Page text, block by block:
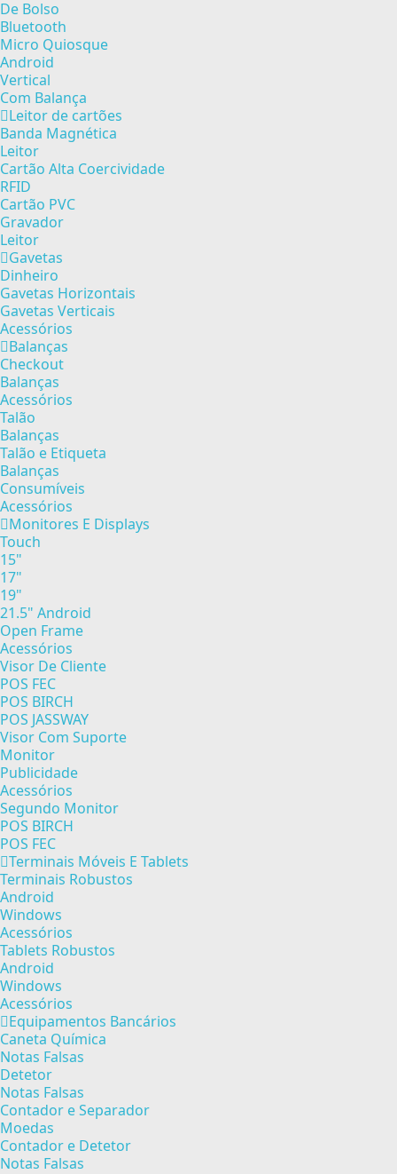
De Bolso
Bluetooth
Micro Quiosque
Android
Vertical
Com Balança
Leitor de cartões
Banda Magnética
Leitor
Cartão Alta Coercividade
RFID
Cartão PVC
Gravador
Leitor
Gavetas
Dinheiro
Gavetas Horizontais
Gavetas Verticais
Acessórios
Balanças
Checkout
Balanças
Acessórios
Talão
Balanças
Talão e Etiqueta
Balanças
Consumíveis
Acessórios
Monitores E Displays
Touch
15"
17"
19"
21.5" Android
Open Frame
Acessórios
Visor De Cliente
POS FEC
POS BIRCH
POS JASSWAY
Visor Com Suporte
Monitor
Publicidade
Acessórios
Segundo Monitor
POS BIRCH
POS FEC
Terminais Móveis E Tablets
Terminais Robustos
Android
Windows
Acessórios
Tablets Robustos
Android
Windows
Acessórios
Equipamentos Bancários
Caneta Química
Notas Falsas
Detetor
Notas Falsas
Contador e Separador
Moedas
Contador e Detetor
Notas Falsas